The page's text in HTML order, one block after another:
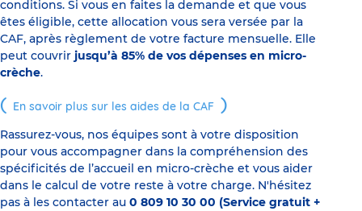
conditions. Si vous en faites la demande et que vous
êtes éligible, cette allocation vous sera versée par la
CAF, après règlement de votre facture mensuelle. Elle
peut couvrir jusqu’à 85% de vos dépenses en micro-
crèche.
En savoir plus sur les aides de la CAF
Rassurez-vous, nos équipes sont à votre disposition
pour vous accompagner dans la compréhension des
spécificités de l’accueil en micro-crèche et vous aider
dans le calcul de votre reste à votre charge. N'hésitez
pas à les contacter au 0 809 10 30 00 (Service gratuit +